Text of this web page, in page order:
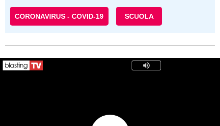
CORONAVIRUS - COVID-19 SCUOLA